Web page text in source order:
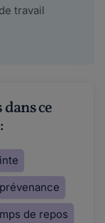
travail
ce
de repos